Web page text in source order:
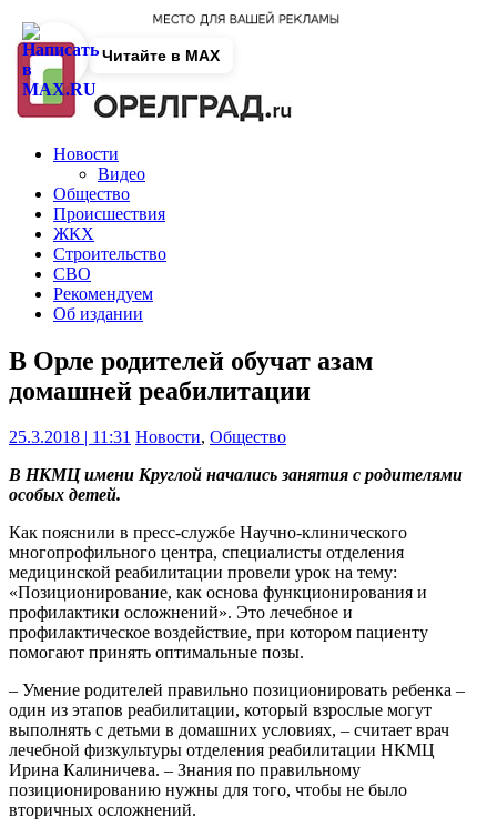
Новости
Видео
Общество
Происшествия
ЖКХ
Строительство
СВО
Рекомендуем
Об издании
В Орле родителей обучат азам
домашней реабилитации
25.3.2018 | 11:31 Новости, Общество
В НКМЦ имени Круглой начались занятия с родителями
особых детей.
Как пояснили в пресс-службе Научно-клинического
многопрофильного центра, специалисты отделения
медицинской реабилитации провели урок на тему:
«Позиционирование, как основа функционирования и
профилактики осложнений». Это лечебное и
профилактическое воздействие, при котором пациенту
помогают принять оптимальные позы.
– Умение родителей правильно позиционировать ребенка –
один из этапов реабилитации, который взрослые могут
выполнять с детьми в домашних условиях, – считает врач
лечебной физкультуры отделения реабилитации НКМЦ
Ирина Калиничева. – Знания по правильному
позиционированию нужны для того, чтобы не было
вторичных осложнений.
Читайте в MAX